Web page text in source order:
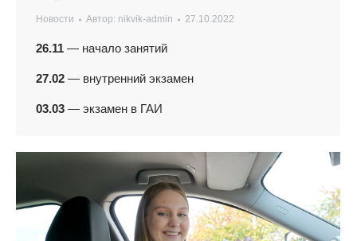
Новости Автор: nikvik-admin 27.10.2022
26.11 — начало занятий
27.02 — внутренний экзамен
03.03 — экзамен в ГАИ